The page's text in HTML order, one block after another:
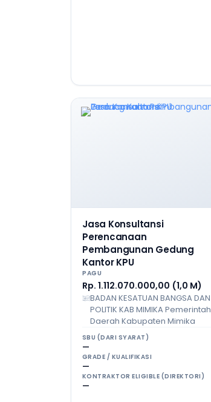
Jasa Konsultansi
Perencanaan
Pembangunan Gedung
Kantor KPU
PAGU
Rp. 1.112.070.000,00 (1,0 M)
BADAN KESATUAN BANGSA DAN
POLITIK KAB MIMIKA Pemerintah
Daerah Kabupaten Mimika
SBU (DARI SYARAT)
—
GRADE / KUALIFIKASI
—
KONTRAKTOR ELIGIBLE (DIREKTORI)
—